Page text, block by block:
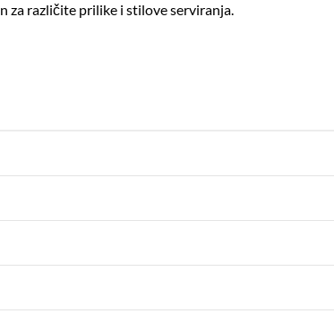
za različite prilike i stilove serviranja.